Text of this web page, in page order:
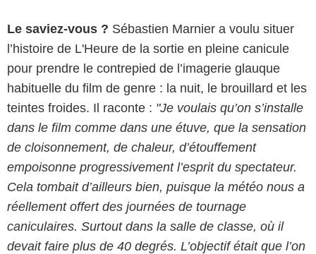
Le saviez-vous ? Sébastien Marnier a voulu situer
l’histoire de L'Heure de la sortie en pleine canicule
pour prendre le contrepied de l’imagerie glauque
habituelle du film de genre : la nuit, le brouillard et les
teintes froides. Il raconte : "Je voulais qu’on s’installe
dans le film comme dans une étuve, que la sensation
de cloisonnement, de chaleur, d’étouffement
empoisonne progressivement l’esprit du spectateur.
Cela tombait d’ailleurs bien, puisque la météo nous a
réellement offert des journées de tournage
caniculaires. Surtout dans la salle de classe, où il
devait faire plus de 40 degrés. L’objectif était que l’on